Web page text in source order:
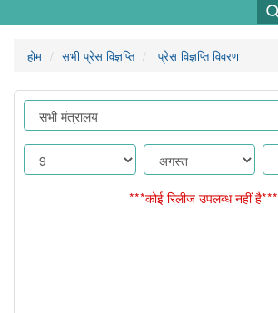
होम सभी प्रेस विज्ञप्ति प्रेस विज्ञप्ति विवरण
***कोई रिलीज उपलब्ध नहीं है***